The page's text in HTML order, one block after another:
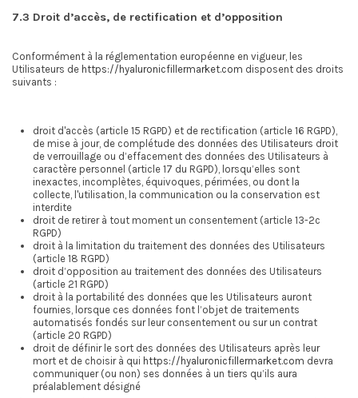
7.3 Droit d’accès, de rectification et d’opposition
Conformément à la réglementation européenne en vigueur, les
Utilisateurs de https://hyaluronicfillermarket.com disposent des droits
suivants :
droit d'accès (article 15 RGPD) et de rectification (article 16 RGPD),
de mise à jour, de complétude des données des Utilisateurs droit
de verrouillage ou d’effacement des données des Utilisateurs à
caractère personnel (article 17 du RGPD), lorsqu’elles sont
inexactes, incomplètes, équivoques, périmées, ou dont la
collecte, l'utilisation, la communication ou la conservation est
interdite
droit de retirer à tout moment un consentement (article 13-2c
RGPD)
droit à la limitation du traitement des données des Utilisateurs
(article 18 RGPD)
droit d’opposition au traitement des données des Utilisateurs
(article 21 RGPD)
droit à la portabilité des données que les Utilisateurs auront
fournies, lorsque ces données font l’objet de traitements
automatisés fondés sur leur consentement ou sur un contrat
(article 20 RGPD)
droit de définir le sort des données des Utilisateurs après leur
mort et de choisir à qui https://hyaluronicfillermarket.com devra
communiquer (ou non) ses données à un tiers qu’ils aura
préalablement désigné